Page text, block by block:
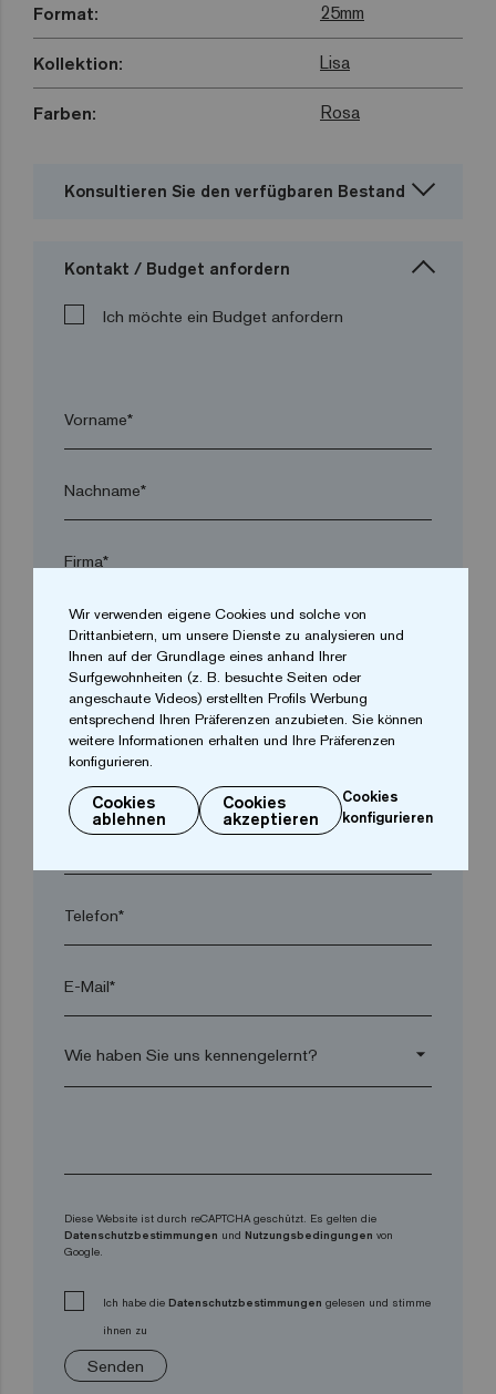
Format: 25mm
Kollektion: Lisa
Farben: Rosa
Konsultieren Sie den verfügbaren Bestand
Kontakt / Budget anfordern
Ich möchte ein Budget anfordern
Vorname*
Nachname*
Firma*
Ort*
Postleitzahl*
Telefon*
E-Mail*
arrow_drop_down
Diese Website ist durch reCAPTCHA geschützt. Es gelten die
Datenschutzbestimmungen und Nutzungsbedingungen von
Google.
Ich habe die Datenschutzbestimmungen gelesen und stimme
ihnen zu
Senden
Wir verwenden eigene Cookies und solche von
Drittanbietern, um unsere Dienste zu analysieren und
Ihnen auf der Grundlage eines anhand Ihrer
Surfgewohnheiten (z. B. besuchte Seiten oder
angeschaute Videos) erstellten Profils Werbung
entsprechend Ihren Präferenzen anzubieten. Sie können
weitere Informationen erhalten und Ihre Präferenzen
konfigurieren.
Cookies
ablehnen
Cookies
akzeptieren
Cookies
konfigurieren